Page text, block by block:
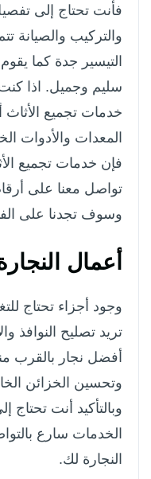
فأنت تحتاج إلى
والتركيب والصيانة
التيسير جدة كما
سليم وجميل. اذا
خدمات تجميع الأثاث
المعدات والأدوات
فإن خدمات تجميع
تواصل معنا على
وسوف تجدنا على
أعمال
وجود أجزاء تحتاج
تريد تصليح النوافذ
أفضل نجار بالقرب
وتحسين الخزائن
وبالتأكيد أنت تحتاج
الخدمات سارع
النجارة لك.